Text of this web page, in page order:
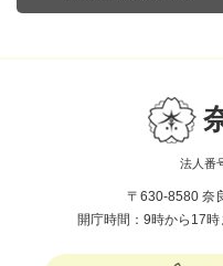
法人番
〒630-8580 奈
開庁時間：9時から17時